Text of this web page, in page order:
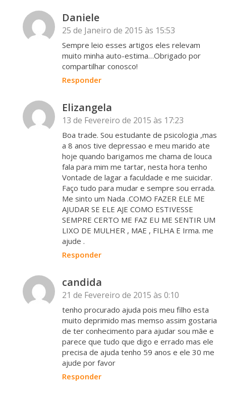
Daniele
25 de Janeiro de 2015 às 15:53
Sempre leio esses artigos eles relevam
muito minha auto-estima…Obrigado por
compartilhar conosco!
Responder
Elizangela
13 de Fevereiro de 2015 às 17:23
Boa trade. Sou estudante de psicologia ,mas
a 8 anos tive depressao e meu marido ate
hoje quando barigamos me chama de louca
fala para mim me tartar, nesta hora tenho
Vontade de lagar a faculdade e me suicidar.
Faço tudo para mudar e sempre sou errada.
Me sinto um Nada .COMO FAZER ELE ME
AJUDAR SE ELE AJE COMO ESTIVESSE
SEMPRE CERTO ME FAZ EU ME SENTIR UM
LIXO DE MULHER , MAE , FILHA E Irma. me
ajude .
Responder
candida
21 de Fevereiro de 2015 às 0:10
tenho procurado ajuda pois meu filho esta
muito deprimido mas memso assim gostaria
de ter conhecimento para ajudar sou mãe e
parece que tudo que digo e errado mas ele
precisa de ajuda tenho 59 anos e ele 30 me
ajude por favor
Responder